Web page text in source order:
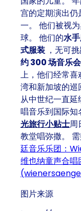
宫的定期演出
一。 他们被视
球。 他们的水
式服装 ，无可
约 300 场音乐会
上，他们经常喜
湾和新加坡的巡
从中世纪一直延
唱音乐到国际知
光旅行小贴士周
教堂唱弥撒。
廷音乐乐团：
维也纳童声合
图片来源